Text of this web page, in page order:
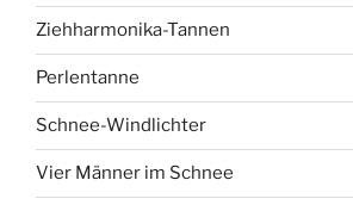
Ziehharmonika-Tannen
Perlentanne
Schnee-Windlichter
Vier Männer im Schnee